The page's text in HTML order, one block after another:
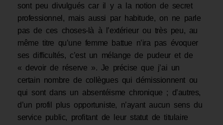
sont peu divulgués car il y a la notion de secret
professionnel, mais aussi par habitude, on ne parle
pas de ces choses-là à l’extérieur ou très peu, au
même titre qu’une femme battue n’ira pas évoquer
ses difficultés, c’est un mélange de pudeur et de
« devoir de réserve ». Je précise que j’ai un
certain nombre de collègues qui dé­missionnent ou
qui sont dans un absentéisme chronique ; d’autres,
d’un profil plus opportuniste, n’ayant aucun sens du
service public, profitant de leur statut de titulaire